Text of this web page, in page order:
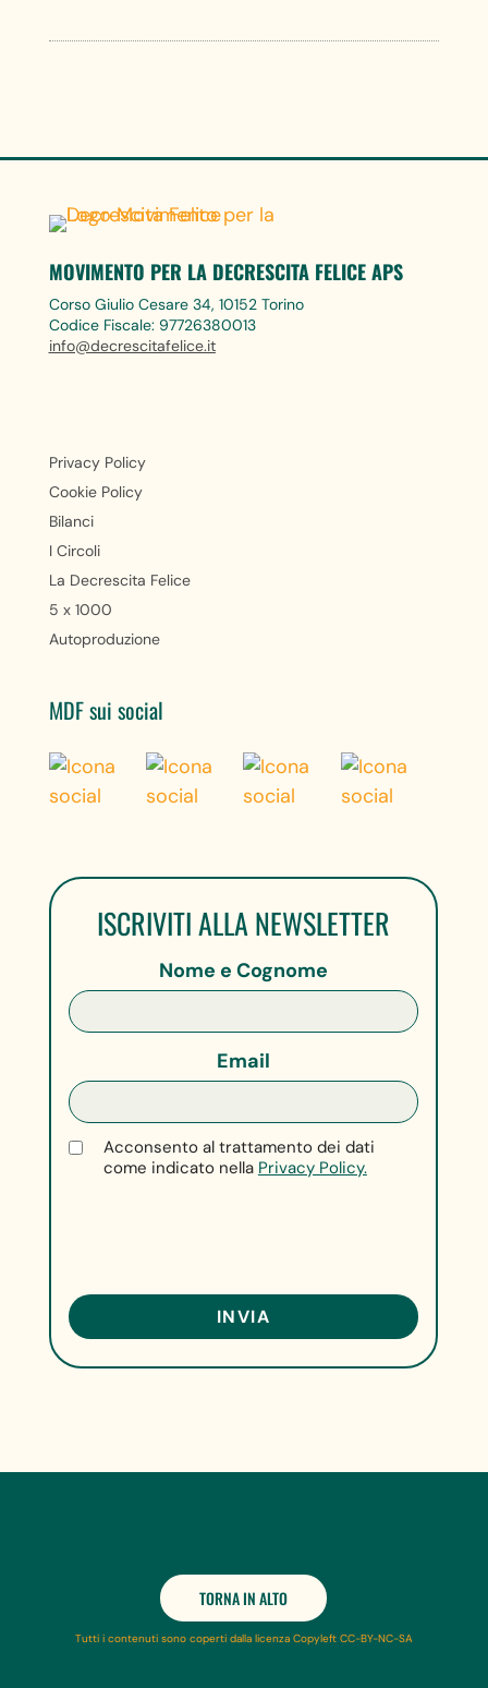
MOVIMENTO PER LA DECRESCITA FELICE APS
Corso Giulio Cesare 34, 10152 Torino
Codice Fiscale: 97726380013
info@decrescitafelice.it
Privacy Policy
Cookie Policy
Bilanci
I Circoli
La Decrescita Felice
5 x 1000
Autoproduzione
MDF sui social
ISCRIVITI ALLA NEWSLETTER
Nome e Cognome
Email
Acconsento al trattamento dei dati
come indicato nella Privacy Policy.
TORNA IN ALTO
Tutti i contenuti sono coperti dalla licenza Copyleft CC-BY-NC-SA